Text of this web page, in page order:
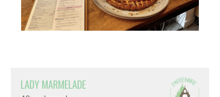
LADY MARMELADE